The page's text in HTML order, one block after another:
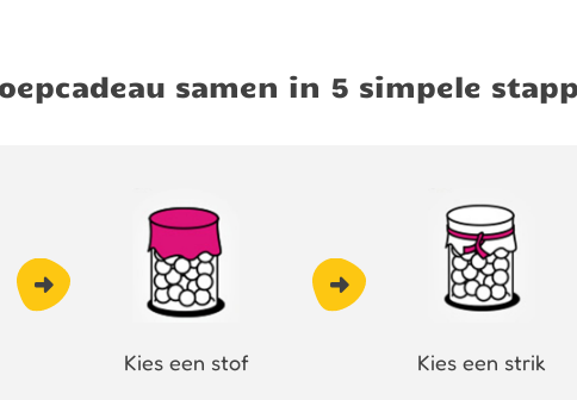
samen in 5 simpele
Kies een stof Kies een strik